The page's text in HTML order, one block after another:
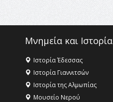
Μνημεία και Ιστορία
Ιστορία Έδεσσας
Ιστορία Γιαννιτσών
Ιστορία της Αλμωπίας
Μουσείο Νερού